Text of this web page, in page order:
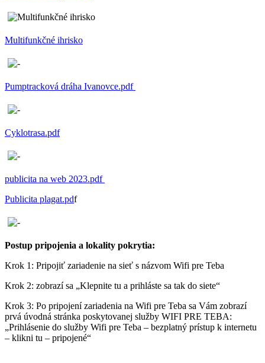
Multifunkčné ihrisko
Pumptracková dráha Ivanovce.pdf
Cyklotrasa.pdf
publicita na web 2023.pdf
Publicita plagat.pdf
Postup pripojenia a lokality pokrytia:
Krok 1: Pripojiť zariadenie na sieť s názvom Wifi pre Teba
Krok 2: zobrazí sa „Klepnite tu a prihláste sa tak do siete“
Krok 3: Po pripojení zariadenia na Wifi pre Teba sa Vám zobrazí
prvá úvodná stránka poskytovanej služby WIFI PRE TEBA:
„Prihlásenie do služby Wifi pre Teba – bezplatný prístup k internetu
– klikni tu – pripojené“